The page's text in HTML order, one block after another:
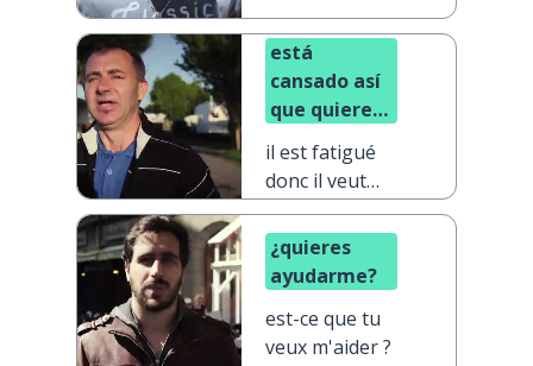
está
cansado así
que quiere
casa
il est fatigué
donc il veut
rester à la
maison
¿quieres
ayudarme?
est-ce que tu
veux m'aider ?